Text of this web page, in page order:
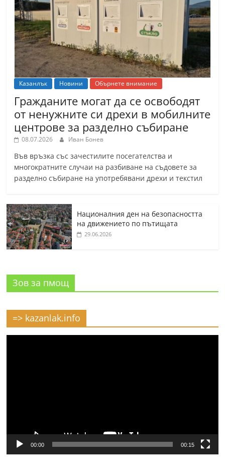
Казанлък Новини Обърнете внимание
Гражданите могат да се освободят
от ненужните си дрехи в мобилните
центрове за разделно събиране
08.07.2026 Иван Бонев
Във връзка със зачестилите посегателства и
многократните случаи на разбиване на съдовете за
разделно събиране на употребявани дрехи и текстил
Националния ден на безопасността
на движението по пътищата
29.06.2026
Зов за пмощ
=> kazanlak.info
00:00 00:15